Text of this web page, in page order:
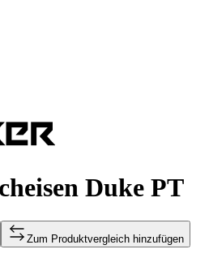
Duke PT
Zum Produktvergleich hinzufügen